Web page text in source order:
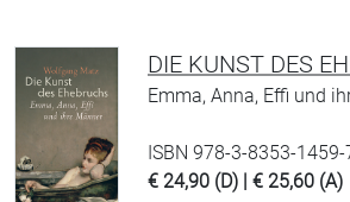
DIE KUNST DES
Emma, Anna, Effi und
ISBN 978-3-8353-1459-
€ 24,90 (D) | € 25,60 (A)